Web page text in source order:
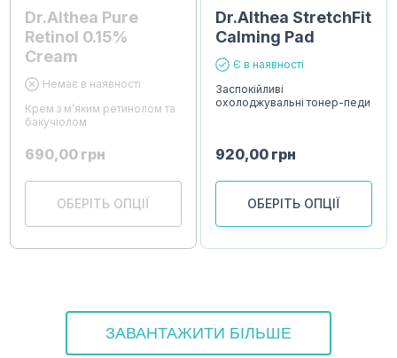
Dr.Althea Pure
Retinol 0.15%
Cream
Немає в наявності
Крем з м’яким ретинолом та
бакучіолом
690,00 грн
ОБЕРІТЬ ОПЦІЇ
Dr.Althea StretchFit
Calming Pad
Є в наявності
Заспокійливі
охолоджувальні тонер-педи
920,00 грн
ОБЕРІТЬ ОПЦІЇ
ЗАВАНТАЖИТИ БІЛЬШЕ